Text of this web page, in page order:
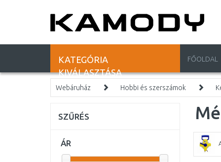
KATEGÓRIA
KIVÁLASZTÁSA
FŐOLDAL
Webáruház Hobbi és szerszámok
SZŰRÉS
ÁR